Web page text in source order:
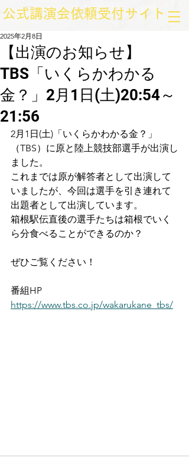
​公式講演会依頼受付サイト
【出演のお知らせ】
TBS「いくらかわかる
金？」2月1日(土)20:54～
21:56
2025年2月8日
2月1日(土)「いくらかわかる金？」
（TBS）に原と陸上競技部選手が出演し
ました。
これまでは原が解答者として出演して
いましたが、今回は選手を引き連れて
出題者として出演しています。
箱根駅伝直後の選手たちは箱根でいく
ら分食べることができるのか？
ぜひご覧ください！
番組HP
https://www.tbs.co.jp/wakarukane_tbs/